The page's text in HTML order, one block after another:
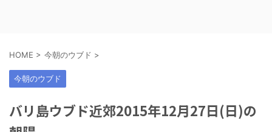
HOME > 今朝のウブド >
今朝のウブド
バリ島ウブド近郊2015年12月27日(日)の